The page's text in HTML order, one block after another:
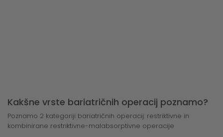
Kakšne vrste bariatričnih operacij poznamo?
Poznamo 2 kategoriji bariatričnih operacij: restriktivne in
kombinirane restriktivne-malabsorptivne operacije